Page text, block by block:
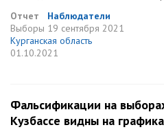
Отчет
Наблюдатели
Выборы 19 сентября 2021
Курганская область
01.10.2021
Фальсификации на
Кузбассе видны на